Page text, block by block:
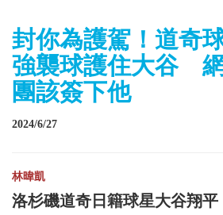
封你為護駕！道奇
強襲球護住大谷
團該簽下他
2024/6/27
林暐凱
洛杉磯道奇日籍球星大谷翔